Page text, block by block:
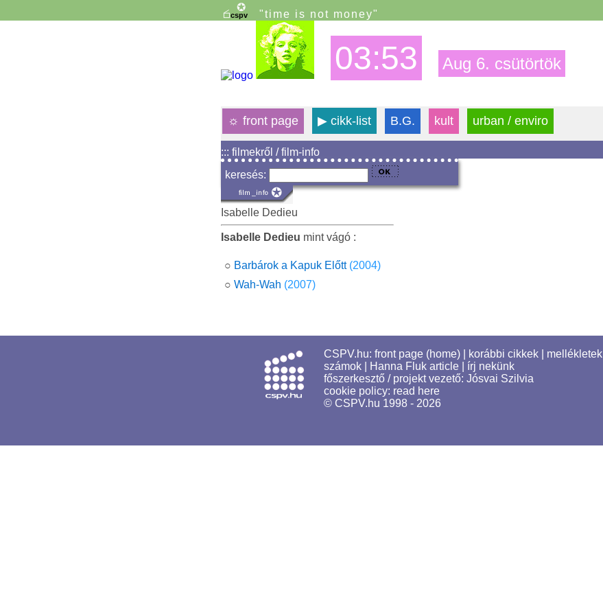
"time is not money"
03:53 Aug 6. csütörtök
☼ front page ▶ cikk-list B.G. kult urban / enviro
::: filmekről / film-info
keresés:
Isabelle Dedieu
Isabelle Dedieu mint vágó :
○ Barbárok a Kapuk Előtt (2004)
○ Wah-Wah (2007)
CSPV.hu: front page (home) korábbi cikkek mellékletek
számok
Hanna Fluk article
írj nekünk
főszerkesztő / projekt vezető: Jósvai Szilvia
cookie policy: read here
© CSPV.hu 1998 - 2026